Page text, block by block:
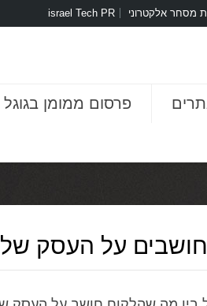
מסחר אלקטרוני israel Tech PR
פרסום ממומן בגוגל
על העסק